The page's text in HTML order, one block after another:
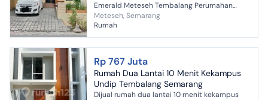
Emerald Meteseh Tembalang Perumahan
Emerald Meteseh - Tembalang Semarang
Meteseh, Semarang
Rumah
Rp 767 Juta
Rumah Dua Lantai 10 Menit Kekampus
Undip Tembalang Semarang
Dijual rumah dua lantai 10 menit kekampus